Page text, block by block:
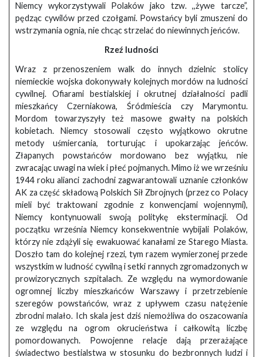
Niemcy wykorzystywali Polaków jako tzw. ,,żywe tarcze”,
pędząc cywilów przed czołgami. Powstańcy byli zmuszeni do
wstrzymania ognia, nie chcąc strzelać do niewinnych jeńców.
Rzeź ludności
Wraz z przenoszeniem walk do innych dzielnic stolicy
niemieckie wojska dokonywały kolejnych mordów na ludności
cywilnej. Ofiarami bestialskiej i okrutnej działalności padli
mieszkańcy Czerniakowa, Śródmieścia czy Marymontu.
Mordom towarzyszyły też masowe gwałty na polskich
kobietach. Niemcy stosowali często wyjątkowo okrutne
metody uśmiercania, torturując i upokarzając jeńców.
Złapanych powstańców mordowano bez wyjątku, nie
zwracając uwagi na wiek i płeć pojmanych. Mimo iż we wrześniu
1944 roku alianci zachodni zagwarantowali uznanie członków
AK za część składową Polskich Sił Zbrojnych (przez co Polacy
mieli być traktowani zgodnie z konwencjami wojennymi),
Niemcy kontynuowali swoją politykę eksterminacji. Od
początku września Niemcy konsekwentnie wybijali Polaków,
którzy nie zdążyli się ewakuować kanałami ze Starego Miasta.
Doszło tam do kolejnej rzezi, tym razem wymierzonej przede
wszystkim w ludność cywilną i setki rannych zgromadzonych w
prowizorycznych szpitalach. Ze względu na wymordowanie
ogromnej liczby mieszkańców Warszawy i przetrzebienie
szeregów powstańców, wraz z upływem czasu natężenie
zbrodni malało. Ich skala jest dziś niemożliwa do oszacowania
ze względu na ogrom okrucieństwa i całkowitą liczbę
pomordowanych. Powojenne relacje dają przerażające
świadectwo bestialstwa w stosunku do bezbronnych ludzi i